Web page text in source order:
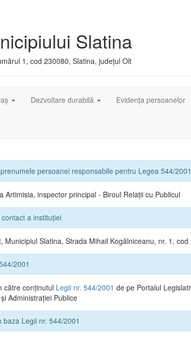
Slatina
1, cod 230080, Slatina, județul Olt
Dezvoltare durabilă Evidența persoanelor
persoanei responsabile pentru Legea 544/2001
Artimisia, inspector principal - Biroul Relații cu Publicul
a instituției
Municipiul Slatina, Strada Mihail Kogălniceanu, nr. 1, cod
2001
către conținutul Legii nr. 544/2001 de pe Portalul
Administrației Publice
baza Legii nr. 544/2001